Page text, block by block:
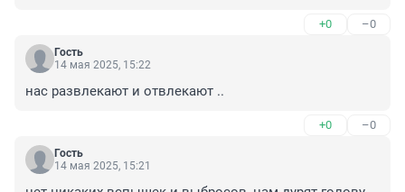
+0 –0
Гость
14 мая 2025, 15:22
нас развлекают и отвлекают ..
+0 –0
Гость
14 мая 2025, 15:21